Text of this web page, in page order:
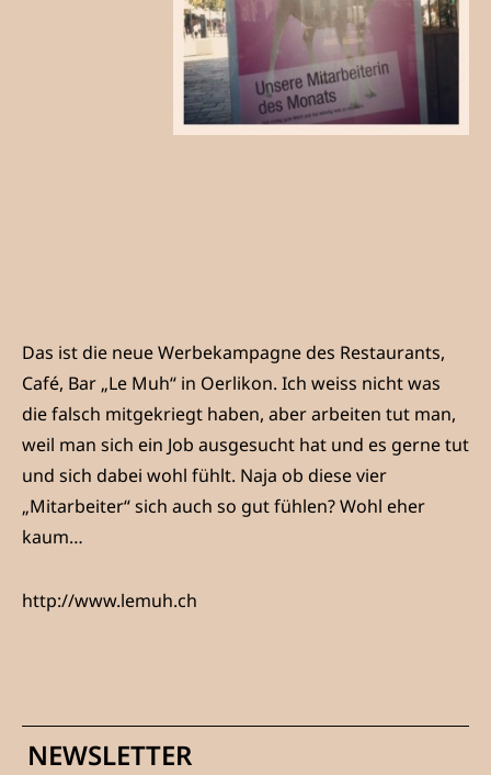
Das ist die neue Werbekampagne des Restaurants,
Café, Bar „Le Muh“ in Oerlikon. Ich weiss nicht was
die falsch mitgekriegt haben, aber arbeiten tut man,
weil man sich ein Job ausgesucht hat und es gerne tut
und sich dabei wohl fühlt. Naja ob diese vier
„Mitarbeiter“ sich auch so gut fühlen? Wohl eher
kaum…
http://www.lemuh.ch
NEWSLETTER